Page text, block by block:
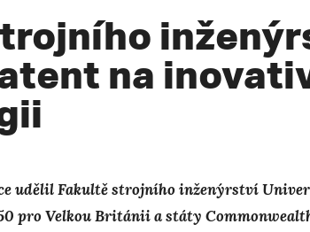
na
udělil Fakultě strojního inženýrství
pro Velkou Británii a státy